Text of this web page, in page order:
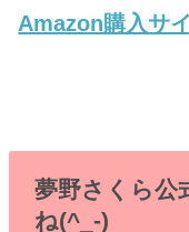
Amazon購入サ
夢野さくら公
ね(^_-)